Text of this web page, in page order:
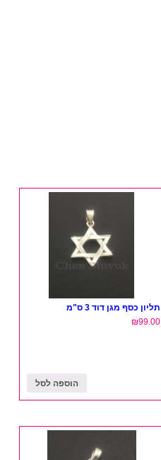
תליון כסף מגן דוד 3 ס"מ
₪99.00
הוספה לסל